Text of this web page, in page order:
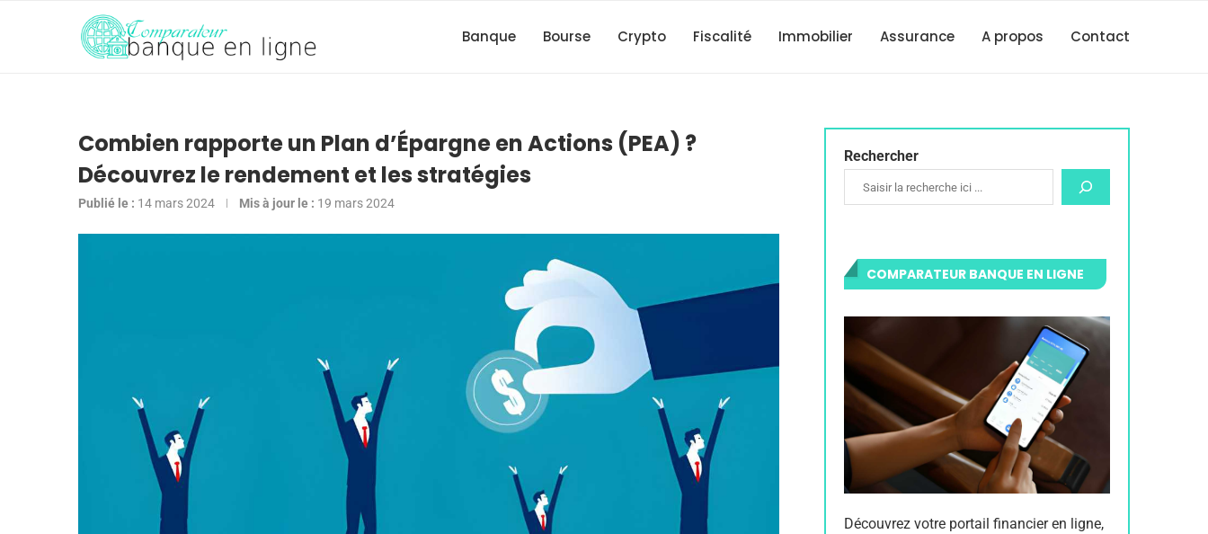
Banque Bourse Crypto Fiscalité Immobilier Assurance A propos Contact
Combien rapporte un Plan d’Épargne en Actions (PEA) ?
Découvrez le rendement et les stratégies
Publié le : 14 mars 2024 Mis à jour le : 19 mars 2024
Rechercher
COMPARATEUR BANQUE EN LIGNE
Découvrez votre portail financier en ligne,